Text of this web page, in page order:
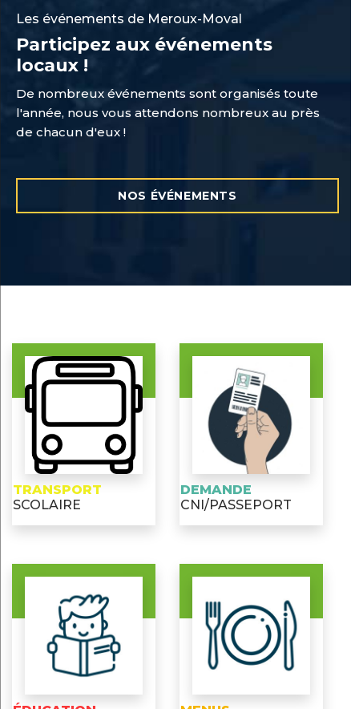
Les événements de Meroux-Moval
Participez aux événements
locaux !
De nombreux événements sont organisés toute
l'année, nous vous attendons nombreux au près
de chacun d'eux !
NOS ÉVÉNEMENTS
TRANSPORT
SCOLAIRE
DEMANDE
CNI/PASSEPORT